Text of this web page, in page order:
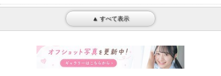
▲ すべて表示